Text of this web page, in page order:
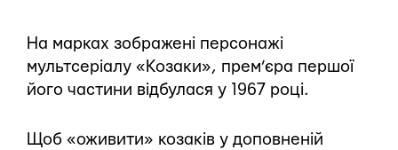
На марках зображені персонажі
мультсеріалу «Козаки», прем’єра першої
його частини відбулася у 1967 році.
Щоб «оживити» козаків у доповненій